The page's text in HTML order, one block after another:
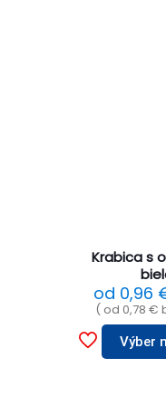
Krabica s
od 0,96
( od 0,78 €
Výber